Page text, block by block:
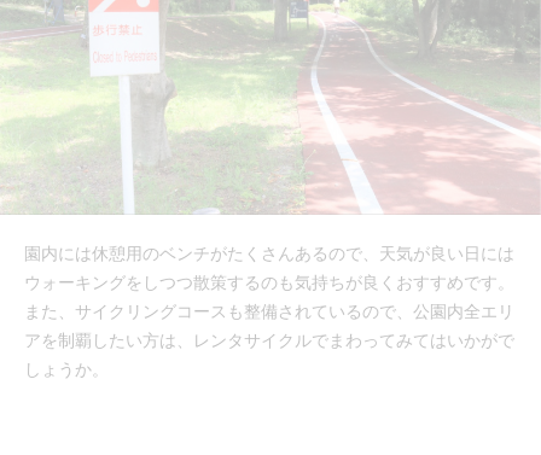
園内には休憩用のベンチがたくさんあるので、天気が良い日には
ウォーキングをしつつ散策するのも気持ちが良くおすすめです。
また、サイクリングコースも整備されているので、公園内全エリ
アを制覇したい方は、レンタサイクルでまわってみてはいかがで
しょうか。